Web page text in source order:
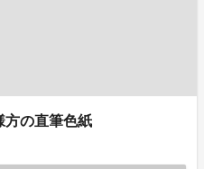
方の直筆色紙